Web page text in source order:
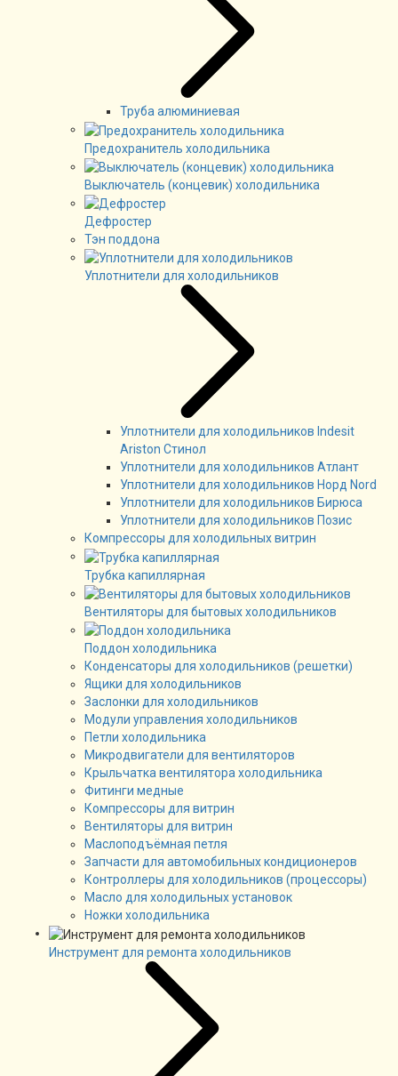
Труба алюминиевая
Предохранитель холодильника
Выключатель (концевик) холодильника
Дефростер
Тэн поддона
Уплотнители для холодильников
Уплотнители для холодильников Indesit
Ariston Стинол
Уплотнители для холодильников Атлант
Уплотнители для холодильников Норд Nord
Уплотнители для холодильников Бирюса
Уплотнители для холодильников Позис
Компрессоры для холодильных витрин
Трубка капиллярная
Вентиляторы для бытовых холодильников
Поддон холодильника
Конденсаторы для холодильников (решетки)
Ящики для холодильников
Заслонки для холодильников
Модули управления холодильников
Петли холодильника
Микродвигатели для вентиляторов
Крыльчатка вентилятора холодильника
Фитинги медные
Компрессоры для витрин
Вентиляторы для витрин
Маслоподъёмная петля
Запчасти для автомобильных кондиционеров
Контроллеры для холодильников (процессоры)
Масло для холодильных установок
Ножки холодильника
Инструмент для ремонта холодильников